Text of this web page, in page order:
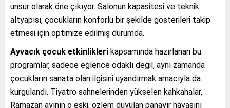
unsur olarak öne çıkıyor. Salonun kapasitesi ve teknik
altyapısı, çocukların konforlu bir şekilde gösterileri takip
etmesi için optimize edilmiş durumda.
Ayvacık çocuk etkinlikleri kapsamında hazırlanan bu
programlar, sadece eğlence odaklı değil, aynı zamanda
çocukların sanata olan ilgisini uyandırmak amacıyla da
kurgulandı. Tiyatro sahnelerinden yükselen kahkahalar,
Ramazan ayının o eski, özlem duyulan panayır havasını